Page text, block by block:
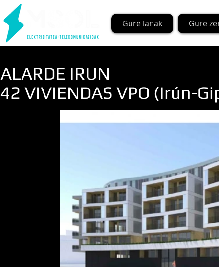
Gure lanak Gure
ALARDE IRUN
42 VIVIENDAS VPO (Irún-